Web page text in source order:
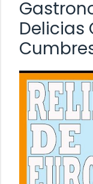
Delicias